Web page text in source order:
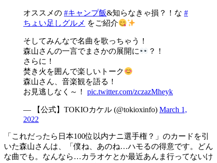
オススメの #キャンプ飯&知らなきゃ損？！な #
ちょい足しグルメ をご紹介
そしてみんなで名曲を歌っちゃう！
森山さんの一言でまさかの展開に
？！
さらに！
焚き火を囲んで楽しいトーク
森山さん、音楽観を語る！
お見逃しなく～！ pic.twitter.com/zczazMheyk
— 【公式】TOKIOカケル (@tokioxinfo) March 1,
2022
「これだったら日本100位以内ナニ選手権？」のカードを引
いた森山さんは、「僕ね、あのね…ハモるの得意です。どん
な曲でも。なんなら…カラオケとか最近あんま行ってないけ